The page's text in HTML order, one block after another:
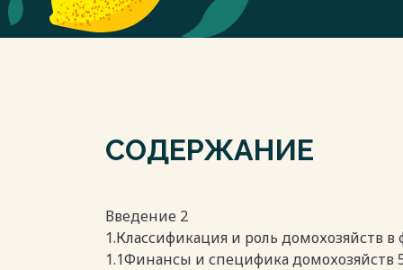
СОДЕРЖАНИЕ
Введение 2
1.Классификация и роль домохозяйств
1.1Финансы и специфика домохозяйств